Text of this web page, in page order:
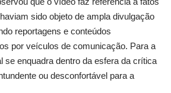
sido objeto de ampla divulgação
reportagens e conteúdos
por veículos de comunicação. Para a
se enquadra dentro da esfera da crítica
ou desconfortável para a